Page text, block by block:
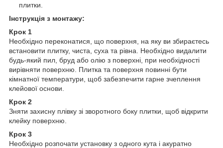
плитки.
Інструкція з монтажу:
Крок 1
Необхідно переконатися, що поверхня, на яку ви збираєтесь
встановити плитку, чиста, суха та рівна. Необхідно видалити
будь-який пил, бруд або олію з поверхні, при необхідності
вирівняти поверхню. Плитка та поверхня повинні бути
кімнатної температури, щоб забезпечити гарне зчеплення
клейової основи.
Крок 2
Зняти захисну плівку зі зворотного боку плитки, щоб відкрити
клейку поверхню.
Крок 3
Необхідно розпочати установку з одного кута і акуратно